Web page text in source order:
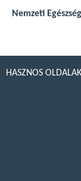
Nemzeti
HASZNOS OLDALAK